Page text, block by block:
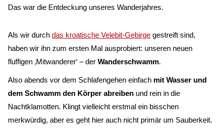
Das war die Entdeckung unseres Wanderjahres.
Als wir durchdas kroatische Velebit-Gebirge gestreift sind,
haben wir ihn zum ersten Mal ausprobiert: unseren neuen
fluffigen ‚Mitwanderer‘ – derWanderschwamm.
Also abends vor dem Schlafengehen einfach mit Wasser und
dem Schwamm den Körper abreiben und rein in die
Nachtklamotten. Klingt vielleicht erstmal ein bisschen
merkwürdig, aber es geht hier auch nicht primär um Sauberkeit.